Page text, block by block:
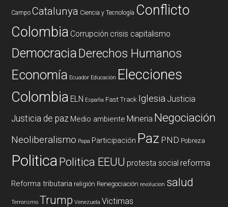
Campo Catalunya Ciencia y Tecnología Conflicto
Colombia Corrupción crisis capitalismo
DemocraciaDerechos Humanos
Economía Ecuador Educación Elecciones
Colombia ELN España Fast Track Iglesia Justicia
Justicia de paz Medio ambiente Mineria Negociación
Neoliberalismo Papa Participación Paz PND Pobreza
PoliticaPolitica EEUU protesta social reforma
Reforma tributaria religión Renegociación revolucion salud
Terrorismo Trump Venezuela Victimas